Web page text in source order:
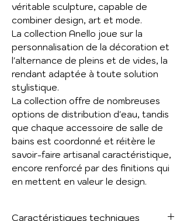
véritable sculpture, capable de
combiner design, art et mode.
La collection Anello joue sur la
personnalisation de la décoration et
l'alternance de pleins et de vides, la
rendant adaptée à toute solution
stylistique.
La collection offre de nombreuses
options de distribution d'eau, tandis
que chaque accessoire de salle de
bains est coordonné et réitère le
savoir-faire artisanal caractéristique,
encore renforcé par des finitions qui
en mettent en valeur le design.
Caractéristiques techniques